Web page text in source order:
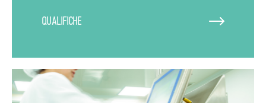
QUALIFICHE